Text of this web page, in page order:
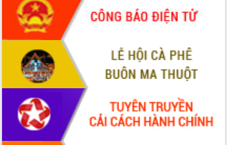
món ăn từ sầu riêng
Đắk Lắk công bố Quy hoạch và xúc
tiến đầu tư tỉnh
Ngành cá ngừ Đắk Lắk chủ động thích
ứng để giữ vững thị trường xuất khẩu
Diễn đàn Kinh tế tư nhân Việt Nam đột
phá cơ chế - Hợp tác công tư
Đề án 06 tạo bước ngoặt đột phá trong
cải cách hành chính tỉnh Đắk Lắk
Kết nối tour, đẩy mạnh chuyển đổi số
để phát triển du lịch Đắk Lắk
Khởi động Dự án Đầu tư xây dựng hạ
tầng kỹ thuật Cụm công nghiệp Tân